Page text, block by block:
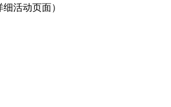
活动页面）